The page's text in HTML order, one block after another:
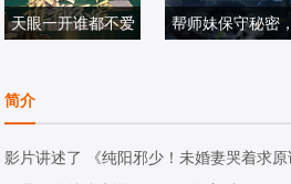
凝,方晓东,李庆誉,
天眼一开谁都不爱
国产剧
2026/中国大陆
帮师妹保守秘密，
2026/中国大陆
简介
影片讲述了 《纯阳邪少！未婚妻哭着求